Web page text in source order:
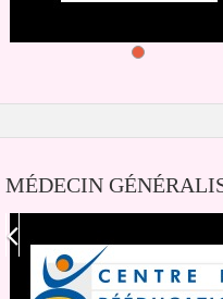
MÉDECIN